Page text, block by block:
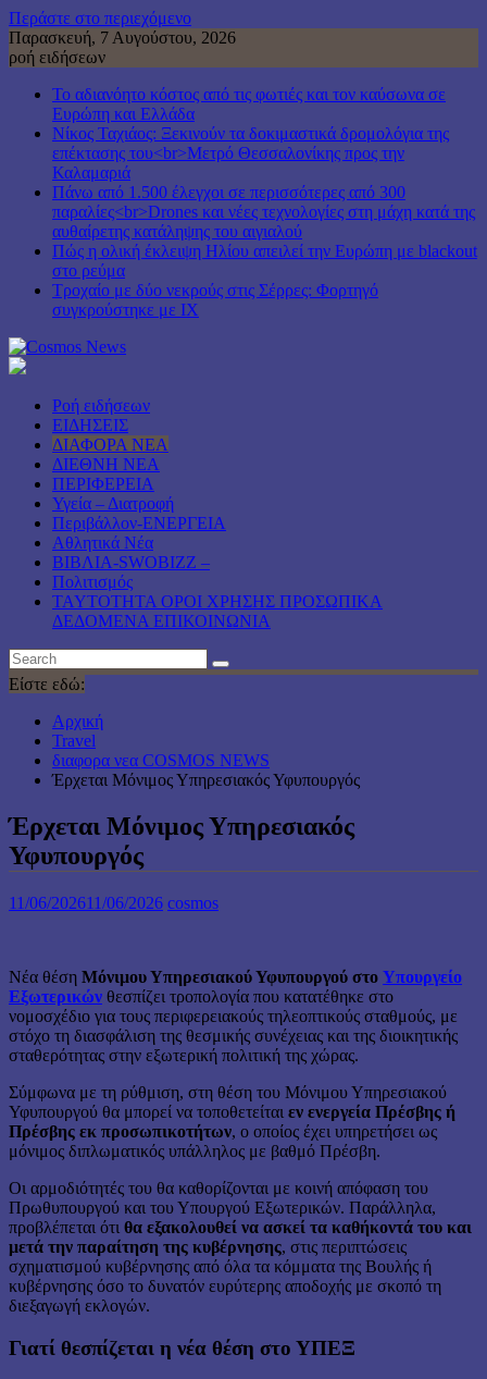
Περάστε στο περιεχόμενο
Παρασκευή, 7 Αυγούστου, 2026
ροή ειδήσεων
Το αδιανόητο κόστος από τις φωτιές και τον καύσωνα σε
Ευρώπη και Ελλάδα
Νίκος Ταχιάος: Ξεκινούν τα δοκιμαστικά δρομολόγια της
επέκτασης του<br>Μετρό Θεσσαλονίκης προς την
Καλαμαριά
Πάνω από 1.500 έλεγχοι σε περισσότερες από 300
παραλίες<br>Drones και νέες τεχνολογίες στη μάχη κατά της
αυθαίρετης κατάληψης του αιγιαλού
Πώς η ολική έκλειψη Ηλίου απειλεί την Ευρώπη με blackout
στο ρεύμα
Τροχαίο με δύο νεκρούς στις Σέρρες: Φορτηγό
συγκρούστηκε με ΙΧ
Ροή ειδήσεων
ΕΙΔΗΣΕΙΣ
ΔΙΑΦΟΡΑ ΝΕΑ
ΔΙΕΘΝΗ ΝΕΑ
ΠΕΡΙΦΕΡΕΙΑ
Υγεία – Διατροφή
Περιβάλλον-ΕΝΕΡΓΕΙΑ
Αθλητικά Νέα
ΒΙΒΛΙΑ-SWOBIZZ –
Πολιτισμός
TAYTOTHTA ΟΡΟΙ ΧΡΗΣΗΣ ΠΡΟΣΩΠΙΚΑ
ΔΕΔΟΜΕΝΑ ΕΠΙΚΟΙΝΩΝΙΑ
Είστε εδώ:
Αρχική
Travel
διαφορα νεα COSMOS NEWS
Έρχεται Μόνιμος Υπηρεσιακός Υφυπουργός
Έρχεται Μόνιμος Υπηρεσιακός
Υφυπουργός
11/06/202611/06/2026 cosmos
Νέα θέση Μόνιμου Υπηρεσιακού Υφυπουργού στο Υπουργείο
Εξωτερικών θεσπίζει τροπολογία που κατατέθηκε στο
νομοσχέδιο για τους περιφερειακούς τηλεοπτικούς σταθμούς, με
στόχο τη διασφάλιση της θεσμικής συνέχειας και της διοικητικής
σταθερότητας στην εξωτερική πολιτική της χώρας.
Σύμφωνα με τη ρύθμιση, στη θέση του Μόνιμου Υπηρεσιακού
Υφυπουργού θα μπορεί να τοποθετείται εν ενεργεία Πρέσβης ή
Πρέσβης εκ προσωπικοτήτων, ο οποίος έχει υπηρετήσει ως
μόνιμος διπλωματικός υπάλληλος με βαθμό Πρέσβη.
Οι αρμοδιότητές του θα καθορίζονται με κοινή απόφαση του
Πρωθυπουργού και του Υπουργού Εξωτερικών. Παράλληλα,
προβλέπεται ότι θα εξακολουθεί να ασκεί τα καθήκοντά του και
μετά την παραίτηση της κυβέρνησης, στις περιπτώσεις
σχηματισμού κυβέρνησης από όλα τα κόμματα της Βουλής ή
κυβέρνησης όσο το δυνατόν ευρύτερης αποδοχής με σκοπό τη
διεξαγωγή εκλογών.
Γιατί θεσπίζεται η νέα θέση στο ΥΠΕΞ